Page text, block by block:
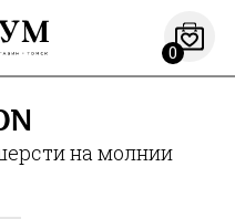
0
на молнии